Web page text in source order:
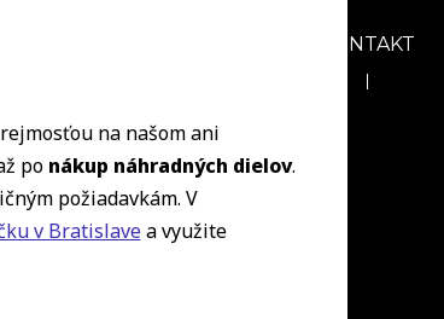
KONTAKT
na našom ani
po nákup náhradných dielov.
požiadavkám. V
v Bratislave a využite